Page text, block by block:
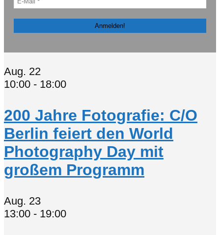
Aug. 22
10:00 - 18:00
200 Jahre Fotografie: C/O
Berlin feiert den World
Photography Day mit
großem Programm
Aug. 23
13:00 - 19:00